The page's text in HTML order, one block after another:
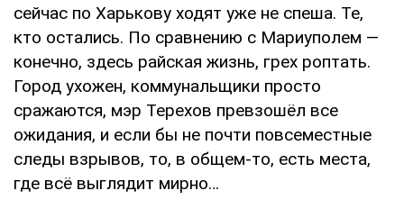
сейчас по Харькову ходят уже не спеша. Те,
кто остались. По сравнению с Мариуполем —
конечно, здесь райская жизнь, грех роптать.
Город ухожен, коммунальщики просто
сражаются, мэр Терехов превзошёл все
ожидания, и если бы не почти повсеместные
следы взрывов, то, в общем-то, есть места,
где всё выглядит мирно…